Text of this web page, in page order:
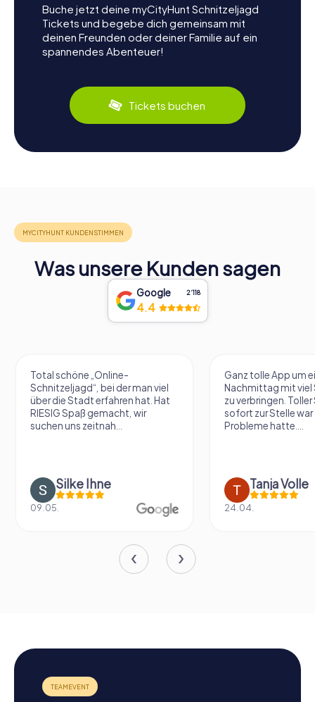
Buche jetzt deine myCityHunt Schnitzeljagd
Tickets und begebe dich gemeinsam mit
deinen Freunden oder deiner Familie auf ein
spannendes Abenteuer!
Tickets buchen
Was unsere Kunden sagen
Google 2‘118
4.4
Total schöne „Online-
Schnitzeljagd“, bei der man viel
über die Stadt erfahren hat. Hat
RIESIG Spaß gemacht, wir
suchen uns zeitnah...
Silke Ihne
09.05.
Ganz tolle App um
Nachmittag mit viel
zu verbringen.
sofort zur Stelle war
Probleme hatte....
Tanja Volle
24.04.